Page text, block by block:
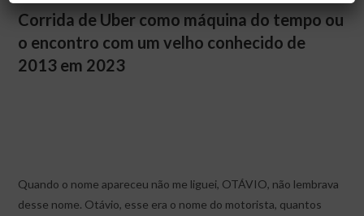
Corrida de Uber como máquina do tempo ou
o encontro com um velho conhecido de
2013 em 2023
Quando o nome apareceu não me liguei, OTÁVIO, não lembrava
desse nome. Otávio, esse era o nome do motorista, quantos